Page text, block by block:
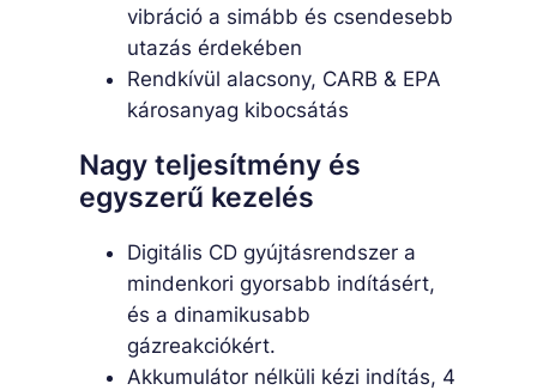
vibráció a simább és csendesebb
utazás érdekében
Rendkívül alacsony, CARB & EPA
károsanyag kibocsátás
Nagy teljesítmény és
egyszerű kezelés
Digitális CD gyújtásrendszer a
mindenkori gyorsabb indításért,
és a dinamikusabb
gázreakciókért.
Akkumulátor nélküli kézi indítás, 4